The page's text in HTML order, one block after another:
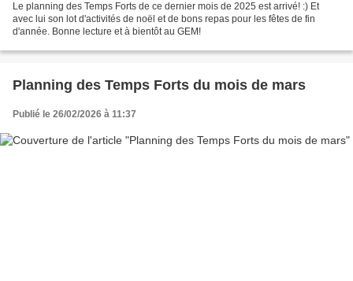
Le planning des Temps Forts de ce dernier mois de 2025 est arrivé! :) Et
avec lui son lot d'activités de noël et de bons repas pour les fêtes de fin
d'année. Bonne lecture et à bientôt au GEM!
Planning des Temps Forts du mois de mars
Publié le 26/02/2026 à 11:37